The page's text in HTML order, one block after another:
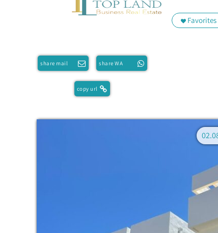
Favorites
share WA
share mail
copy url